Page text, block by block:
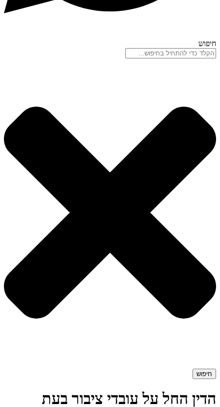
חיפוש
חיפוש
הדין החל על עובדי ציבור בעת